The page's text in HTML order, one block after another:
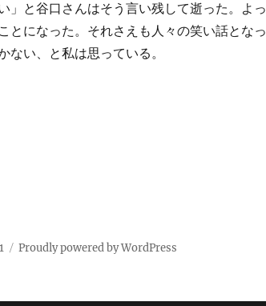
」と谷口さんはそう言い残して逝った。よ
とになった。それさえも人々の笑い話とな
ない、と私は思っている。
Proudly powered by WordPress